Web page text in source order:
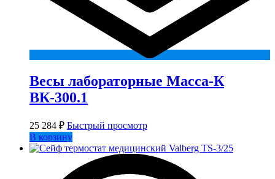
Весы лабораторные Масса-К
ВК-300.1
25 284 ₽ Быстрый просмотр
В корзину